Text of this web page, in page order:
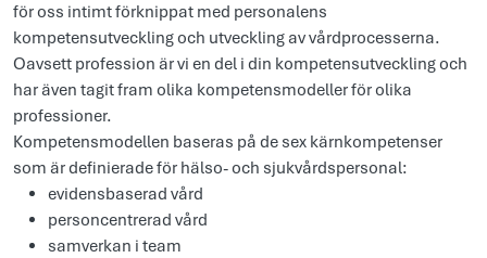
för oss intimt förknippat med personalens
kompetensutveckling och utveckling av vårdprocesserna.
Oavsett profession är vi en del i din kompetensutveckling och
har även tagit fram olika kompetensmodeller för olika
professioner.
Kompetensmodellen baseras på de sex kärnkompetenser
som är definierade för hälso- och sjukvårdspersonal:
evidensbaserad vård
personcentrerad vård
samverkan i team